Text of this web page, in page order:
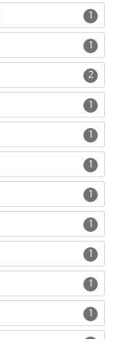
1
1
2
1
1
1
1
1
1
1
1